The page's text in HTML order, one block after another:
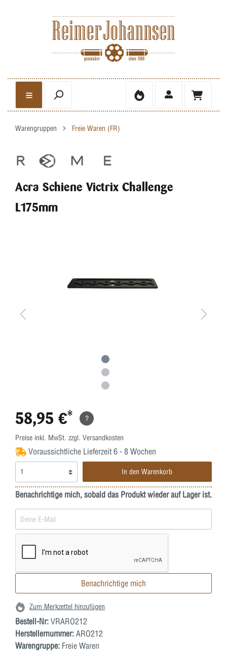
Warengruppen Freie Waren (FR)
Acra Schiene Victrix Challenge
L175mm
58,95 €* ?
Preise inkl. MwSt. zzgl. Versandkosten
Voraussichtliche Lieferzeit 6 - 8 Wochen
In den Warenkorb
Benachrichtige mich, sobald das Produkt wieder auf Lager ist.
Benachrichtige mich
Zum Merkzettel hinzufügen
Bestell-Nr: VRARO212
Herstellernummer: ARO212
Warengruppe: Freie Waren